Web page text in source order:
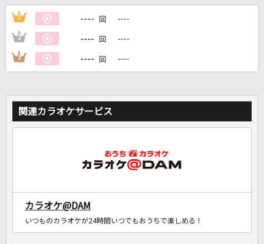
1 ---- 回 ----
2 ---- 回 ----
3 ---- 回 ----
関連カラオケサービス
カラオケ@DAM
いつものカラオケが24時間いつでもおうちで楽しめる！